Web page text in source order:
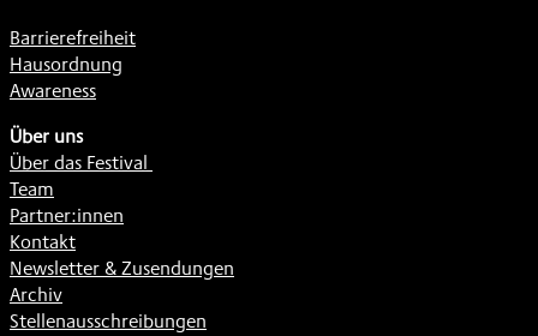
Barrierefreiheit
Hausordnung
Awareness
Über uns
Über das Festival
Team
Partner:innen
Kontakt
Newsletter & Zusendungen
Archiv
Stellenausschreibungen